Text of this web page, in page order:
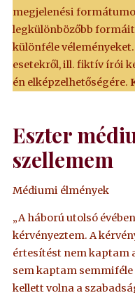
megjelenési
legkülönbözőbb
különféle
esetekről, ill. fiktív írói
én elképzelhetőségére.
Eszter
szellemem
Médiumi élmények
„A háború utolsó
kérvényeztem. A
értesítést nem kaptam
sem kaptam
kellett volna a